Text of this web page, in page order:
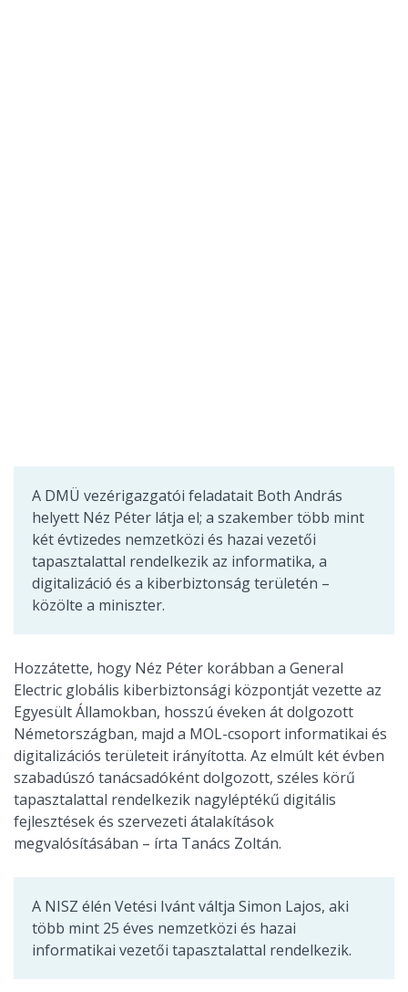
A DMÜ vezérigazgatói feladatait Both András
helyett Néz Péter látja el; a szakember több mint
két évtizedes nemzetközi és hazai vezetői
tapasztalattal rendelkezik az informatika, a
digitalizáció és a kiberbiztonság területén –
közölte a miniszter.
Hozzátette, hogy Néz Péter korábban a General
Electric globális kiberbiztonsági központját vezette az
Egyesült Államokban, hosszú éveken át dolgozott
Németországban, majd a MOL-csoport informatikai és
digitalizációs területeit irányította. Az elmúlt két évben
szabadúszó tanácsadóként dolgozott, széles körű
tapasztalattal rendelkezik nagyléptékű digitális
fejlesztések és szervezeti átalakítások
megvalósításában – írta Tanács Zoltán.
A NISZ élén Vetési Ivánt váltja Simon Lajos, aki
több mint 25 éves nemzetközi és hazai
informatikai vezetői tapasztalattal rendelkezik.